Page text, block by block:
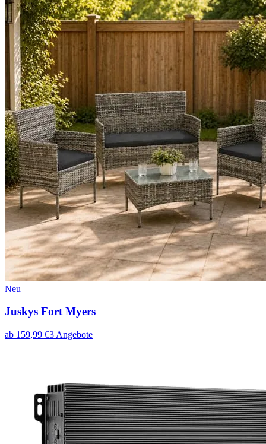
Neu
Juskys Fort Myers
ab 159,99 €3 Angebote